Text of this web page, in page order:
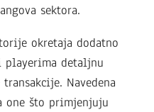
sektora.
okretaja dodatno
playerima detaljnu
Navedena
one što primjenjuju